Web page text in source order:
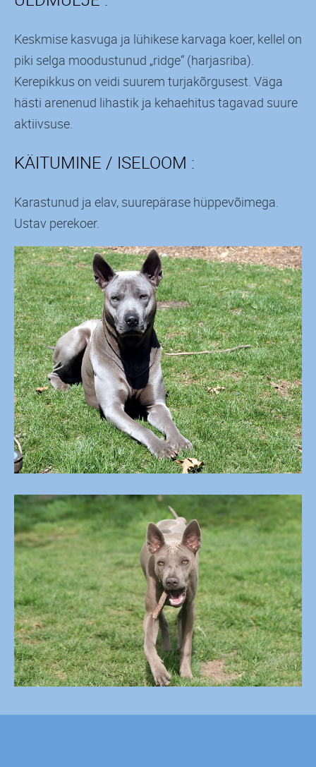
Keskmise kasvuga ja lühikese karvaga koer, kellel on
piki selga moodustunud „ridge“ (harjasriba).
Kerepikkus on veidi suurem turjakõrgusest. Väga
hästi arenenud lihastik ja kehaehitus tagavad suure
aktiivsuse.
KÄITUMINE / ISELOOM :
Karastunud ja elav, suurepärase hüppevõimega.
Ustav perekoer.